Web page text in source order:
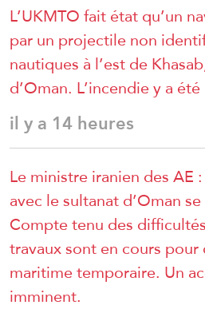
L’UKMTO fait état qu’un
par un projectile non
nautiques à l’est de
d’Oman. L’incendie y a
il y a 14 heures
Le ministre iranien des AE
avec le sultanat d’Oman
Compte tenu des
travaux sont en cours
maritime temporaire. Un
imminent.